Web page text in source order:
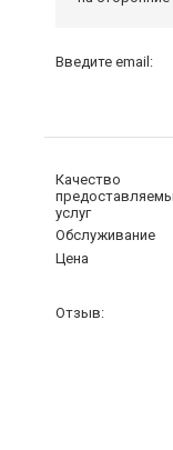
Введите email:
Качество
услуг
Обслуживание
Цена
Отзыв: